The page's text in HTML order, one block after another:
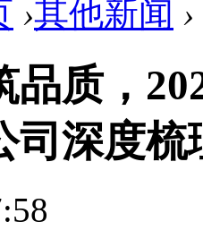
›其他新闻 ›
品质，
司深度梳